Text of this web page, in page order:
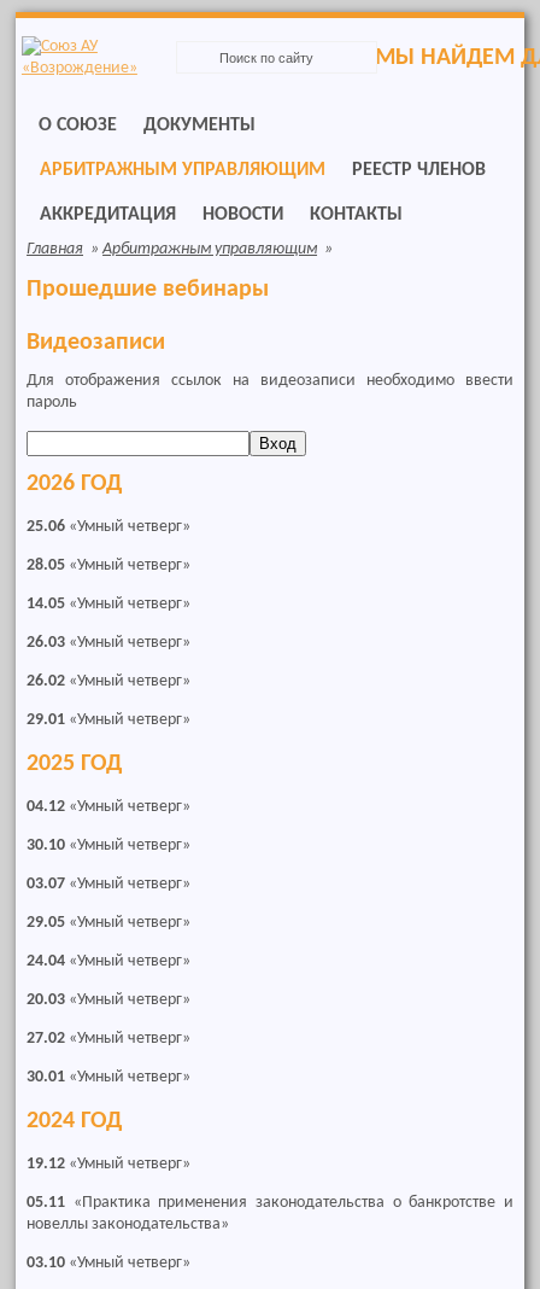
to
navigation
content
МЫ НАЙДЕМ
О СОЮЗЕ ДОКУМЕНТЫ
АРБИТРАЖНЫМ УПРАВЛЯЮЩИМ РЕЕСТР ЧЛЕНОВ
АККРЕДИТАЦИЯ НОВОСТИ КОНТАКТЫ
Главная »Арбитражным управляющим »
Прошедшие вебинары
Видеозаписи
Для отображения ссылок на видеозаписи необходимо ввести
пароль
2026 ГОД
25.06 «Умный четверг»
28.05 «Умный четверг»
14.05 «Умный четверг»
26.03 «Умный четверг»
26.02 «Умный четверг»
29.01 «Умный четверг»
2025 ГОД
04.12 «Умный четверг»
30.10 «Умный четверг»
03.07 «Умный четверг»
29.05 «Умный четверг»
24.04 «Умный четверг»
20.03 «Умный четверг»
27.02 «Умный четверг»
30.01 «Умный четверг»
2024 ГОД
19.12 «Умный четверг»
05.11 «Практика применения законодательства о банкротстве и
новеллы законодательства»
03.10 «Умный четверг»